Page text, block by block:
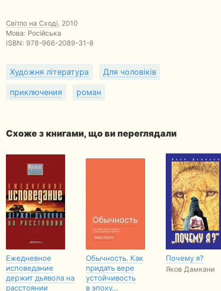
Світло на Сході, 2010
Мова: Російська
ISBN: 978-966-2089-31-8
Художня література Для чоловіків
приключения роман
Схоже з книгами, що ви переглядали
Ежедневное
исповедание
держит дьявола на
расстоянии
Обычность. Как
придать вере
устойчивость
в эпоху…
Почему я?
Яков Дамкани